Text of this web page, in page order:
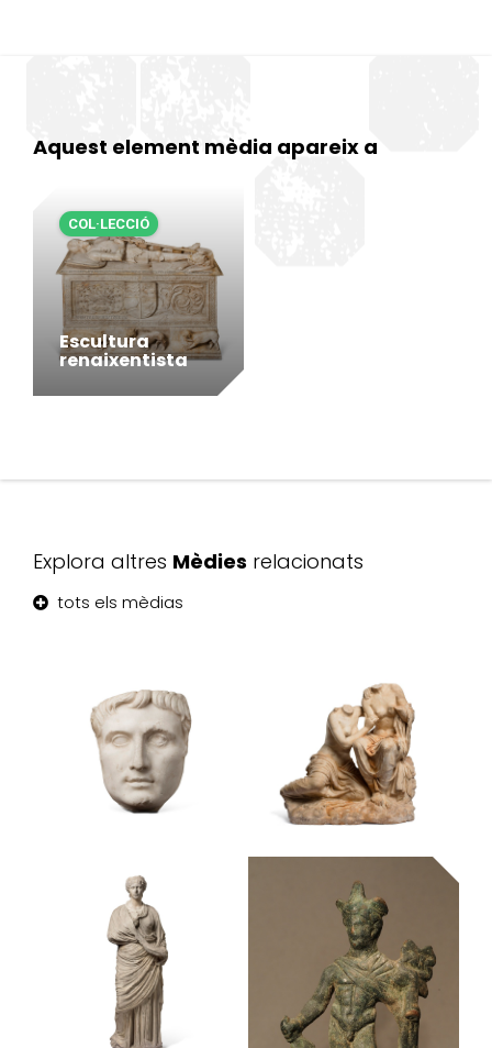
Aquest element mèdia apareix a
Escultura
renaixentista
COL·LECCIÓ
Explora altres Mèdies relacionats
tots els mèdias
Retrat de
l’emperador
August
Museu Frederic Marès
Grup de dues
figures
femenines
Museu Frederic Marès